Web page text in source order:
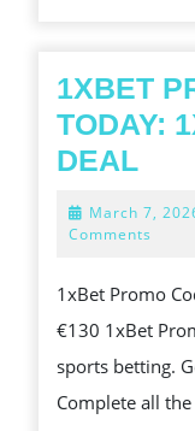
1XBET
TODAY:
DEAL
March 7,
Comments
1xBet Promo
€130 1xBet
sports betting.
Complete all